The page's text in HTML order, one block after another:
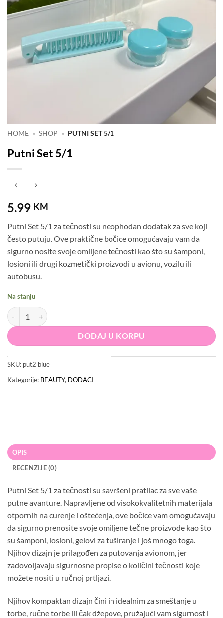
HOME » SHOP » PUTNI SET 5/1
Putni Set 5/1
5.99 KM
Putni Set 5/1 za tečnosti su neophodan dodatak za sve koji
često putuju. Ove praktične bočice omogućavaju vam da
sigurno nosite svoje omiljene tečnosti kao što su šamponi,
losioni ili drugi kozmetički proizvodi u avionu, vozilu ili
autobusu.
Na stanju
Putni Set 5/1 količina
DODAJ U KORPU
SKU: put2 blue
Kategorije: BEAUTY, DODACI
OPIS
RECENZIJE (0)
Putni Set 5/1 za tečnosti su savršeni pratilac za sve vaše
putne avanture. Napravljene od visokokvalitetnih materijala
otpornih na curenje i oštećenja, ove bočice vam omogućavaju
da sigurno prenosite svoje omiljene tečne proizvode kao što
su šamponi, losioni, gelovi za tuširanje i još mnogo toga.
Njihov dizajn je prilagođen za putovanja avionom, jer
zadovoljavaju sigurnosne propise o količini tečnosti koje
možete nositi u ručnoj prtljazi.
Njihov kompaktan dizajn čini ih idealnim za smeštanje u
torbe, ručne torbe ili čak džepove, pružajući vam sigurnost i